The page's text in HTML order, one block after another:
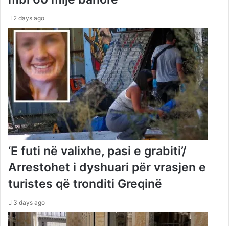
2 days ago
‘E futi në valixhe, pasi e grabiti’/
Arrestohet i dyshuari për vrasjen e
turistes që tronditi Greqinë
3 days ago